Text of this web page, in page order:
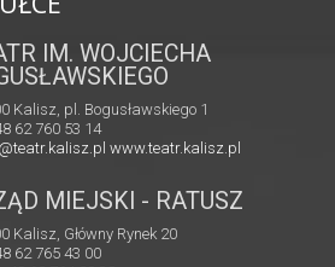
IM. WOJCIECHA
Kalisz, pl. Bogusławskiego 1
62 760 53 14
www.teatr.kalisz.pl
MIEJSKI - RATUSZ
Kalisz, Główny Rynek 20
62 765 43 00